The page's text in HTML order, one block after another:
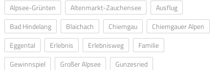
Alpsee-Grünten
Altenmarkt-Zauchensee
Ausflug
Bad Hindelang
Blaichach Chiemgau
Chiemgauer Alpen
Eggental
Erlebnis Erlebnisweg
Familie
Gewinnspiel
Großer Alpsee
Gunzesried